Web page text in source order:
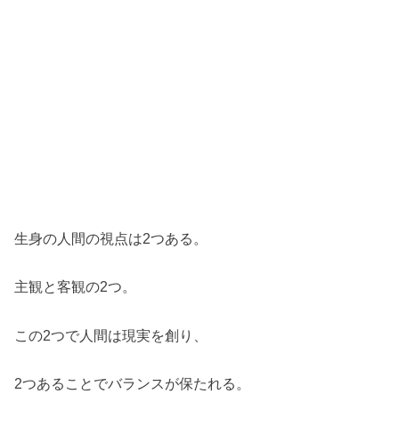
生身の人間の視点は2つある。
主観と客観の2つ。
この2つで人間は現実を創り、
2つあることでバランスが保たれる。